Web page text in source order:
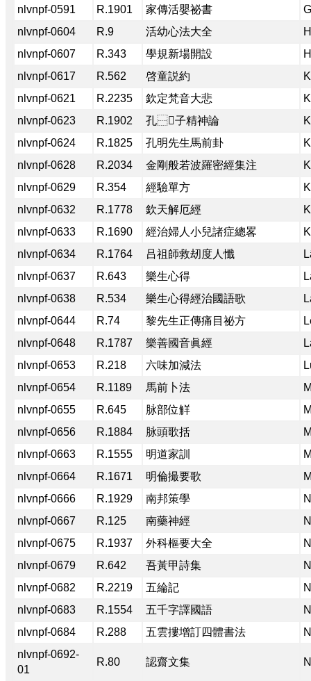
nlvnpf-0591 R.1901 家傳活嬰祕書
nlvnpf-0604
R.9 活幼心法大全
nlvnpf-0607
R.343 學規新場開設
nlvnpf-0617
R.562 啓童説約
nlvnpf-0621
R.2235 欽定梵音大悲
nlvnpf-0623
R.1902 孔⿱񠶭子精神論
nlvnpf-0624
R.1825 孔明先生馬前卦
nlvnpf-0628
R.2034 金剛般若波羅密經集注
nlvnpf-0629
R.354 經驗單方
nlvnpf-0632
R.1778 欽天解厄經
nlvnpf-0633
R.1690 經治婦人小兒諸症總畧
nlvnpf-0634
R.1764 吕祖師救刼度人懺
nlvnpf-0637
R.643 樂生心得
nlvnpf-0638
R.534 樂生心得經治國語歌
nlvnpf-0644
R.74 黎先生正傳痛目祕方
nlvnpf-0648
R.1787 樂善國音眞經
nlvnpf-0653
R.218 六味加減法
nlvnpf-0654
R.1189 馬前卜法
nlvnpf-0655
R.645 脉部位觧
nlvnpf-0656
R.1884 脉頭歌括
nlvnpf-0663
R.1555 明道家訓
nlvnpf-0664
R.1671 明倫撮要歌
nlvnpf-0666
R.1929 南邦策學
nlvnpf-0667
R.125 南藥神經
nlvnpf-0675
R.1937 外科樞要大全
nlvnpf-0679
R.642 吾黃甲詩集
nlvnpf-0682
R.2219 五綸記
nlvnpf-0683
R.1554 五千字譯國語
nlvnpf-0684
R.288 五雲摟增訂四體書法
nlvnpf-0692-
01
R.80 認齋文集